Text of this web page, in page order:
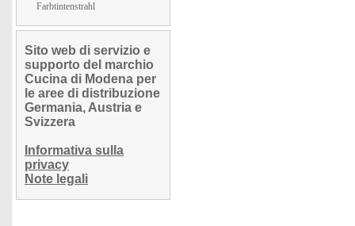
Farbtintenstrahl
Sito web di servizio e
supporto del marchio
Cucina di Modena per
le aree di distribuzione
Germania, Austria e
Svizzera
Informativa sulla
privacy
Note legali